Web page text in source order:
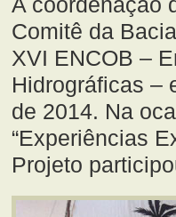
Comitê da
XVI ENCOB –
Hidrográficas –
de 2014. Na
“Experiências
Projeto